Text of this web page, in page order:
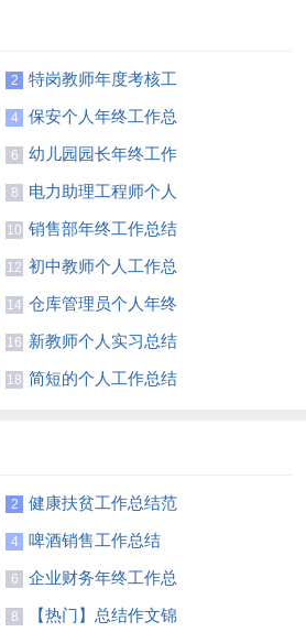
2
特岗教师年度考核工
作总结
4
保安个人年终工作总
结通用15篇
6
幼儿园园长年终工作
总结合集15篇
8
电力助理工程师个人
总结
10 销售部年终工作总结
【精】
12 初中教师个人工作总
结(合集15篇)
14 仓库管理员个人年终
工作总结11篇
16 新教师个人实习总结
12篇
18 简短的个人工作总结
2
健康扶贫工作总结范
文
4 啤酒销售工作总结
6
企业财务年终工作总
结范文
8
【热门】总结作文锦